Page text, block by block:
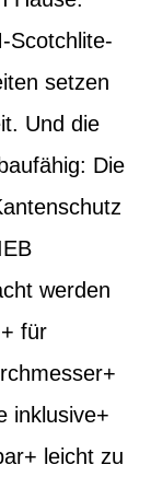
Scotchlite-
setzen
Und die
Die
werden
für
inklusive+
leicht zu